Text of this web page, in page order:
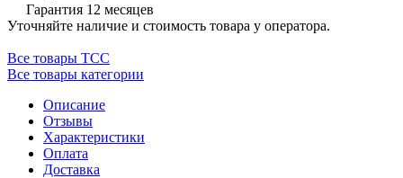
Гарантия 12 месяцев
Уточняйте наличие и стоимость товара у оператора.
Все товары ТСС
Все товары категории
Описание
Отзывы
Характеристики
Оплата
Доставка